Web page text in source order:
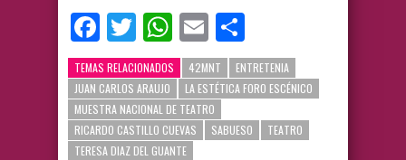
Facebook
TwitterWhatsApp
Email
TEMAS RELACIONADOS 42MNT
ENTRETENIA
JUAN CARLOS ARAUJO
LA ESTÉTICA FORO ESCÉNICO
MUESTRA NACIONAL DE TEATRO
RICARDO CASTILLO CUEVAS
SABUESO
TEATRO
TERESA DIAZ DEL GUANTE